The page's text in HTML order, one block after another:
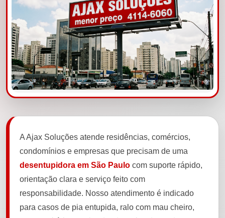
A Ajax Soluções atende residências, comércios,
condomínios e empresas que precisam de uma
desentupidora em São Paulo com suporte rápido,
orientação clara e serviço feito com
responsabilidade. Nosso atendimento é indicado
para casos de pia entupida, ralo com mau cheiro,